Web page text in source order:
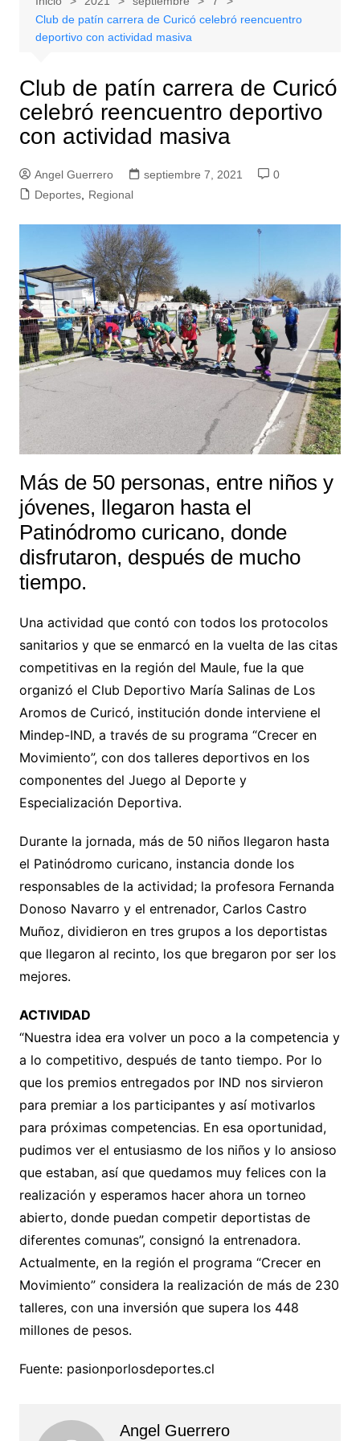
Club de patín carrera de Curicó celebró reencuentro
deportivo con actividad masiva
Club de patín carrera de Curicó
celebró reencuentro deportivo
con actividad masiva
Angel Guerrero septiembre 7, 2021
0
Deportes, Regional
Más de 50 personas, entre niños y
jóvenes, llegaron hasta el
Patinódromo curicano, donde
disfrutaron, después de mucho
tiempo.
Una actividad que contó con todos los protocolos
sanitarios y que se enmarcó en la vuelta de las citas
competitivas en la región del Maule, fue la que
organizó el Club Deportivo María Salinas de Los
Aromos de Curicó, institución donde interviene el
Mindep-IND, a través de su programa “Crecer en
Movimiento”, con dos talleres deportivos en los
componentes del Juego al Deporte y
Especialización Deportiva.
Durante la jornada, más de 50 niños llegaron hasta
el Patinódromo curicano, instancia donde los
responsables de la actividad; la profesora Fernanda
Donoso Navarro y el entrenador, Carlos Castro
Muñoz, dividieron en tres grupos a los deportistas
que llegaron al recinto, los que bregaron por ser los
mejores.
ACTIVIDAD
“Nuestra idea era volver un poco a la competencia y
a lo competitivo, después de tanto tiempo. Por lo
que los premios entregados por IND nos sirvieron
para premiar a los participantes y así motivarlos
para próximas competencias. En esa oportunidad,
pudimos ver el entusiasmo de los niños y lo ansioso
que estaban, así que quedamos muy felices con la
realización y esperamos hacer ahora un torneo
abierto, donde puedan competir deportistas de
diferentes comunas”, consignó la entrenadora.
Actualmente, en la región el programa “Crecer en
Movimiento” considera la realización de más de 230
talleres, con una inversión que supera los 448
millones de pesos.
Fuente: pasionporlosdeportes.cl
Angel Guerrero